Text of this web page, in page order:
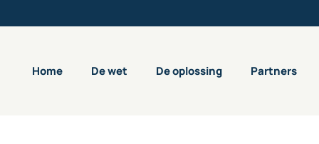
Home De wet De oplossing Partners